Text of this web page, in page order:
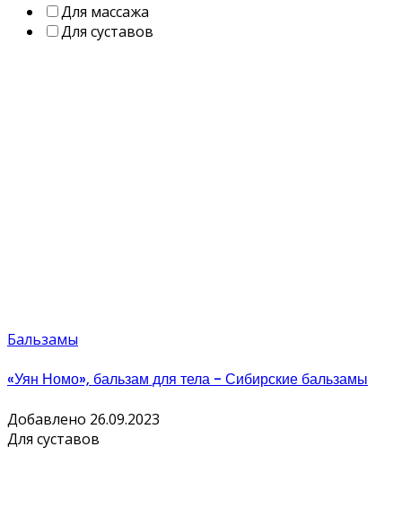
Для массажа
Для суставов
Бальзамы
«Уян Номо», бальзам для тела - Сибирские бальзамы
Добавлено 26.09.2023
Для суставов